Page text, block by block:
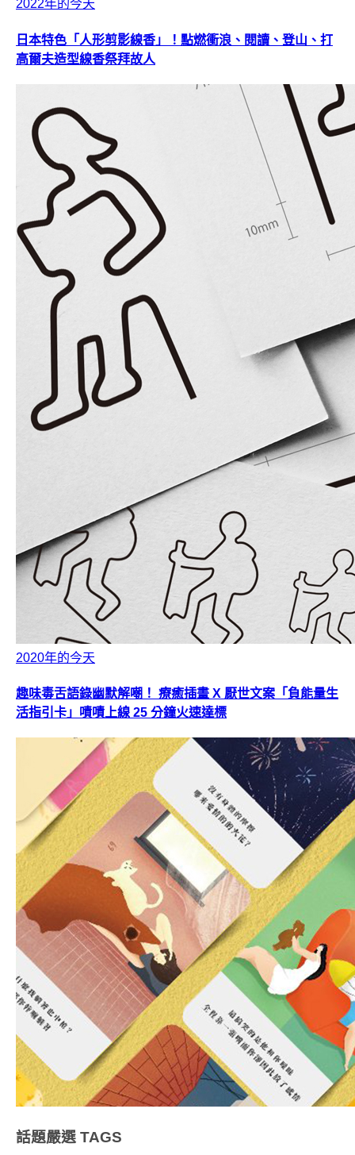
2022年的今天
日本特色「人形剪影線香」！點燃衝浪、閱讀、登山、打
高爾夫造型線香祭拜故人
2020年的今天
趣味毒舌語錄幽默解嘲！ 療癒插畫 X 厭世文案「負能量生
活指引卡」嘖嘖上線 25 分鐘火速達標
話題嚴選 TAGS